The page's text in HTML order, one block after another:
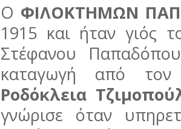
Ο ΦΙΛΟΚΤΗΜΩΝ
1915 και ήταν γιός
Στέφανου
καταγωγή από τον
Ροδόκλεια
γνώρισε όταν